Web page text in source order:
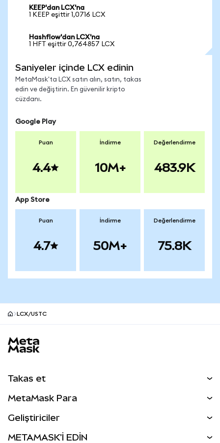
KEEP'dan LCX'na
1 KEEP eşittir 1,0716 LCX
Hashflow'dan LCX'na
1 HFT eşittir 0,764857 LCX
Saniyeler içinde LCX edinin
MetaMask'ta LCX satın alın, satın, takas
edin ve değiştirin. En güvenilir kripto
cüzdanı.
Google Play
Puan
4.4
İndirme
10M+
Değerlendirme
483.9K
App Store
Puan
4.7
İndirme
50M+
Değerlendirme
75.8K
LCX/USTC
Takas et
Perps
MetaMask Para
Geliştiriciler
METAMASK'İ EDİN